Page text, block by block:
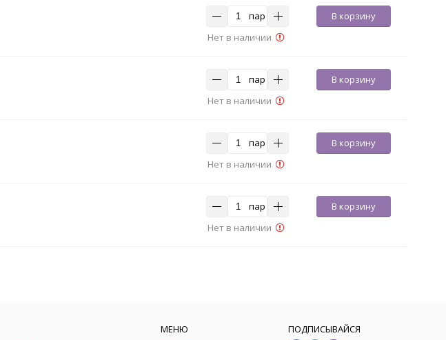
пар
В корзину
Нет в наличии
пар
В корзину
Нет в наличии
пар
В корзину
Нет в наличии
пар
В корзину
Нет в наличии
МЕНЮ
ПОДПИСЫВАЙСЯ